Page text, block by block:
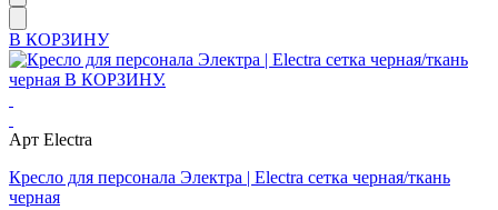
В КОРЗИНУ
Арт Electra
Кресло для персонала Электра | Electra сетка черная/ткань
черная